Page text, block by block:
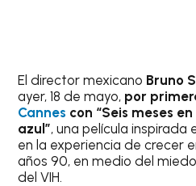
El director mexicano Bruno
ayer, 18 de mayo, por
Cannes con “Seis meses
azul”, una película inspirada
en la experiencia de crecer
años 90, en medio del
del VIH.